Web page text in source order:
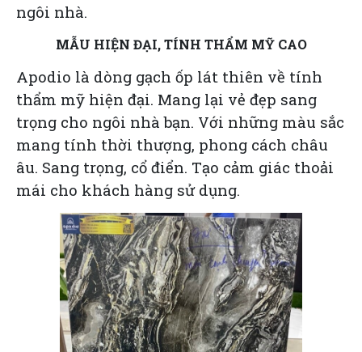
ngôi nhà.
MẪU HIỆN ĐẠI, TÍNH THẨM MỸ CAO
Apodio là dòng gạch ốp lát thiên về tính
thẩm mỹ hiện đại. Mang lại vẻ đẹp sang
trọng cho ngôi nhà bạn. Với những màu sắc
mang tính thời thượng, phong cách châu
âu. Sang trọng, cổ điển. Tạo cảm giác thoải
mái cho khách hàng sử dụng.